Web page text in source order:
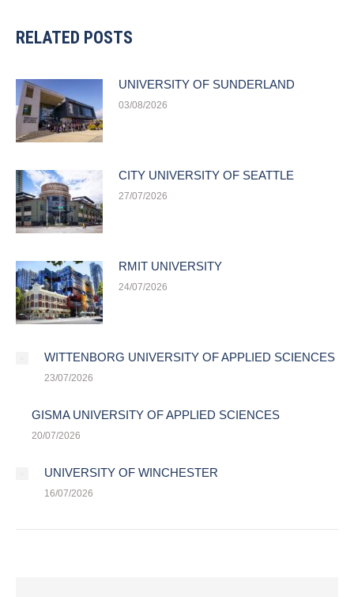
RELATED POSTS
UNIVERSITY OF SUNDERLAND
03/08/2026
CITY UNIVERSITY OF SEATTLE
27/07/2026
RMIT UNIVERSITY
24/07/2026
WITTENBORG UNIVERSITY OF APPLIED SCIENCES
23/07/2026
GISMA UNIVERSITY OF APPLIED SCIENCES
20/07/2026
UNIVERSITY OF WINCHESTER
16/07/2026